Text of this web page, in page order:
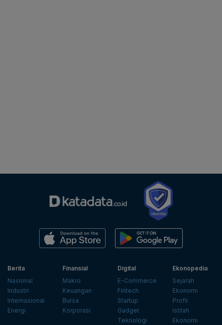
Berita
Nasional
Industri
Internasional
Energi
Finansial
Makro
Keuangan
Bursa
Korporasi
Digital
E-Commerce
Fintech
Startup
Gadget
Teknologi
Ekonopedia
Sejarah
Ekonomi
Profil
Istilah
Ekonomi